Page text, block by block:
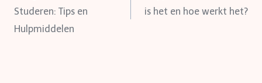
navigation
Studeren: Tips en
Hulpmiddelen
is het en hoe werkt het?